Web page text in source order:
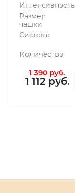
Интенсивность
Размер
чашки
Система
Количество
1 390 руб.
1 112 руб.